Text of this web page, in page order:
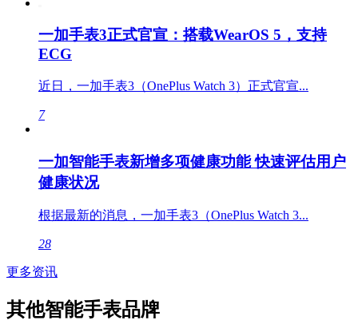
一加手表3正式官宣：搭载WearOS 5，支持
ECG
近日，一加手表3（OnePlus Watch 3）正式官宣...
7
一加智能手表新增多项健康功能 快速评估用户
健康状况
根据最新的消息，一加手表3（OnePlus Watch 3...
28
更多资讯
其他智能手表品牌